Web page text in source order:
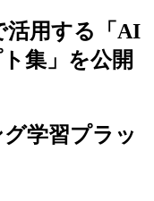
活用する「AI
集」を公開
学習プラッ